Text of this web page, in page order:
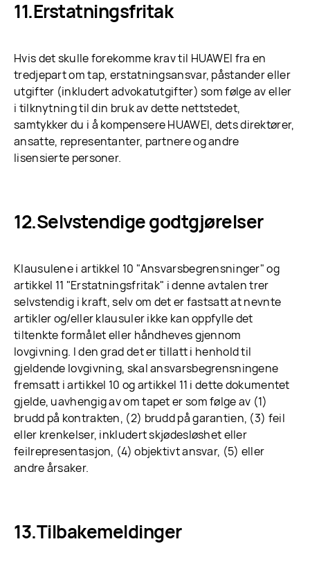
Erstatningsfritak
Hvis det skulle forekomme krav til HUAWEI fra en
tredjepart om tap, erstatningsansvar, påstander eller
utgifter (inkludert advokatutgifter) som følge av eller
i tilknytning til din bruk av dette nettstedet,
samtykker du i å kompensere HUAWEI, dets direktører,
ansatte, representanter, partnere og andre
lisensierte personer.
Selvstendige godtgjørelser
Klausulene i artikkel 10 "Ansvarsbegrensninger" og
artikkel 11 "Erstatningsfritak" i denne avtalen trer
selvstendig i kraft, selv om det er fastsatt at nevnte
artikler og/eller klausuler ikke kan oppfylle det
tiltenkte formålet eller håndheves gjennom
lovgivning. I den grad det er tillatt i henhold til
gjeldende lovgivning, skal ansvarsbegrensningene
fremsatt i artikkel 10 og artikkel 11 i dette dokumentet
gjelde, uavhengig av om tapet er som følge av (1)
brudd på kontrakten, (2) brudd på garantien, (3) feil
eller krenkelser, inkludert skjødesløshet eller
feilrepresentasjon, (4) objektivt ansvar, (5) eller
andre årsaker.
Tilbakemeldinger